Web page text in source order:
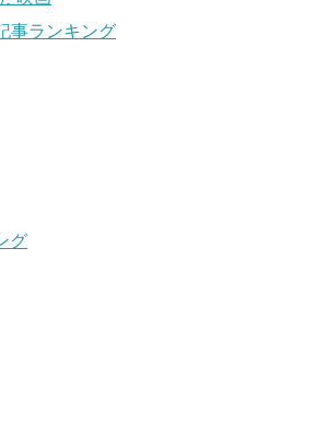
事ランキング
グ